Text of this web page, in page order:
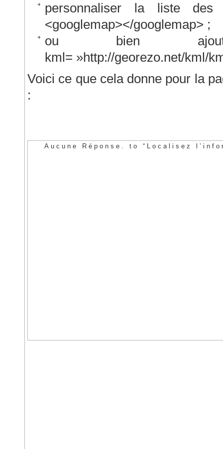
personnaliser la liste
<googlemap></googlemap> ;
ou bien
kml= »http://georezo.net/kml/
Voici ce que cela donne pour la
:
Aucune Réponse. to “Localisez